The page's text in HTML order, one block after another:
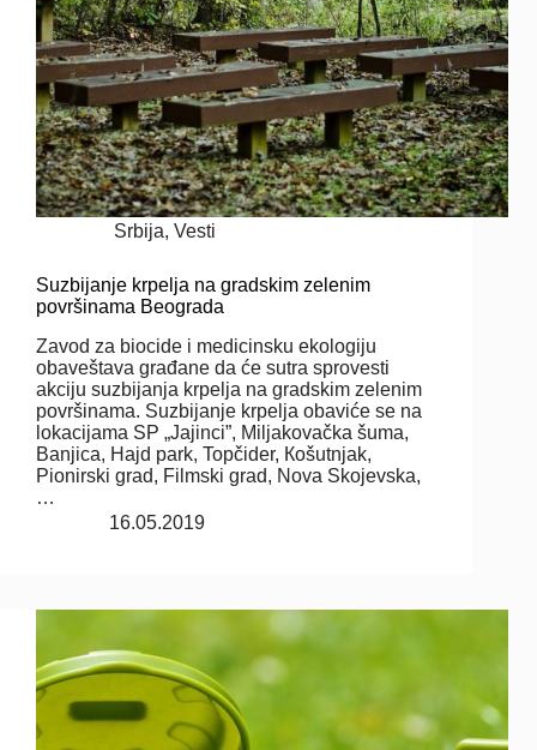
Srbija,Vesti
Suzbijanje krpelja na gradskim zelenim
površinama Beograda
Zavod za biocide i medicinsku ekologiju
obaveštava građane da će sutra sprovesti
akciju suzbijanja krpelja na gradskim zelenim
površinama. Suzbijanje krpelja obaviće se na
lokacijama SP „Jajinci”, Miljakovačka šuma,
Banjica, Hajd park, Topčider, Кošutnjak,
Pionirski grad, Filmski grad, Nova Skojevska,
…
16.05.2019